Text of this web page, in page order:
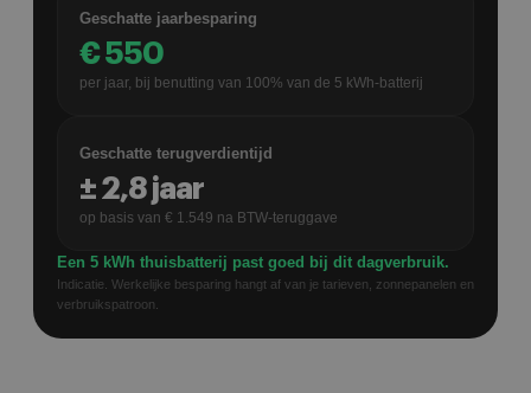
Geschatte jaarbesparing
€550
per jaar, bij benutting van 100% van de 5 kWh-batterij
Geschatte terugverdientijd
±2,8jaar
op basis van € 1.549 na BTW-teruggave
Een 5 kWh thuisbatterij past goed bij dit dagverbruik.
Indicatie. Werkelijke besparing hangt af van je tarieven, zonnepanelen en
verbruikspatroon.